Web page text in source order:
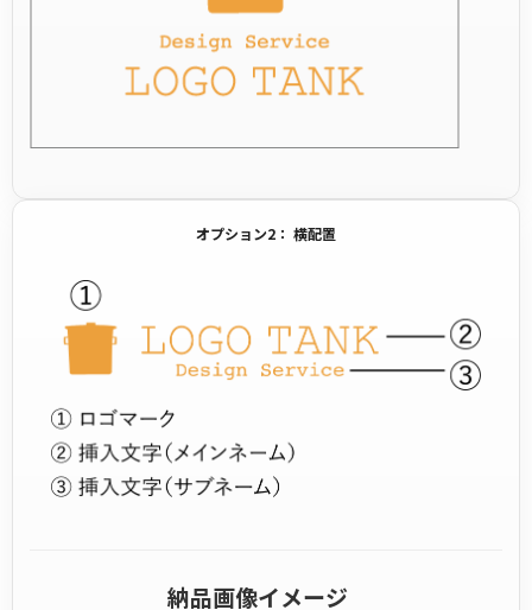
オプション2： 横配置
納品画像イメージ